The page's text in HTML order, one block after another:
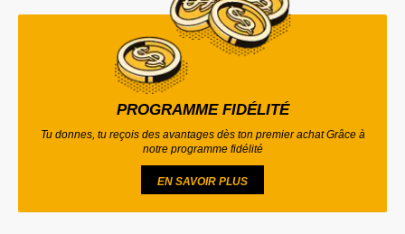
PROGRAMME FIDÉLITÉ
Tu donnes, tu reçois des avantages dès ton premier achat Grâce à
notre programme fidélité
EN SAVOIR PLUS